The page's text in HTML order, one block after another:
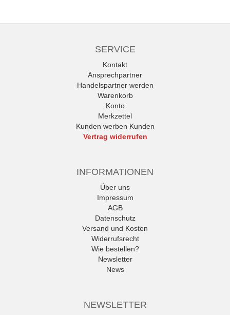
SERVICE
Kontakt
Ansprechpartner
Handelspartner werden
Warenkorb
Konto
Merkzettel
Kunden werben Kunden
Vertrag widerrufen
INFORMATIONEN
Über uns
Impressum
AGB
Datenschutz
Versand und Kosten
Widerrufsrecht
Wie bestellen?
Newsletter
News
NEWSLETTER